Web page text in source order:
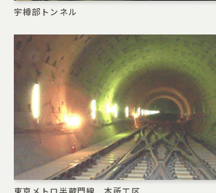
宇樽部トンネル
東京メトロ半蔵門線 本所工区